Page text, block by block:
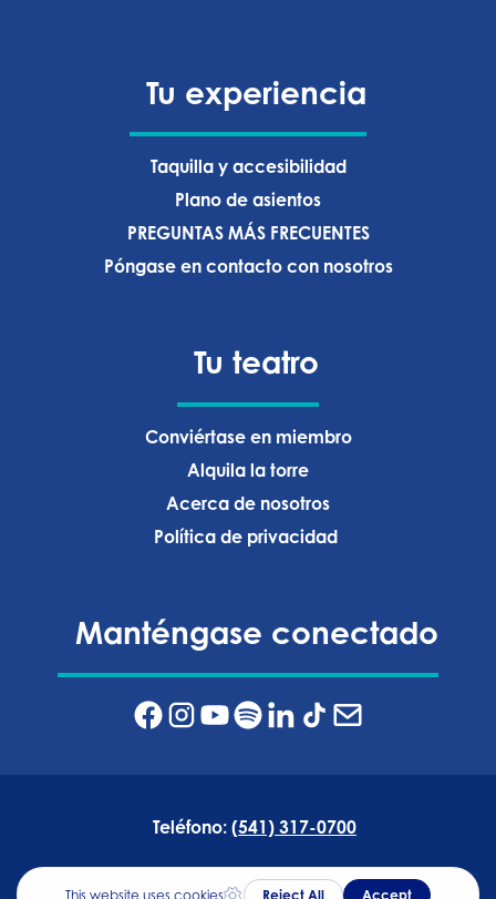
Tu experiencia
Taquilla y accesibilidad
Plano de asientos
PREGUNTAS MÁS FRECUENTES
Póngase en contacto con nosotros
Tu teatro
Conviértase en miembro
Alquila la torre
Acerca de nosotros
Política de privacidad ‍
Manténgase conectado
Teléfono: (541) 317-0700
Dirección:835 NW Wall Street, Bend, Oregón 97703